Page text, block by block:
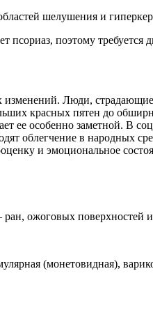
шелушения и
поэтому требуется
Люди,
красных пятен до
ее особенно заметной. В
облегчение в народных
и эмоциональное
ожоговых поверхностей
(монетовидная),